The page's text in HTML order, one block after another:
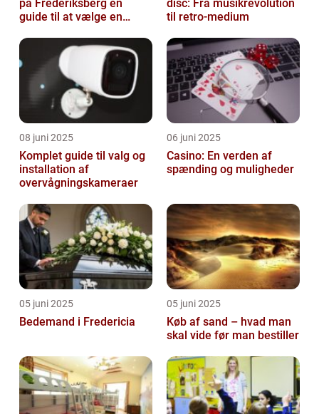
på Frederiksberg en
guide til at vælge en
disc: Fra musikrevolution
til retro-medium
08 juni 2025
Komplet guide til valg og
installation af
overvågningskameraer
06 juni 2025
Casino: En verden af
spænding og muligheder
05 juni 2025
Bedemand i Fredericia
05 juni 2025
Køb af sand – hvad man
skal vide før man bestiller